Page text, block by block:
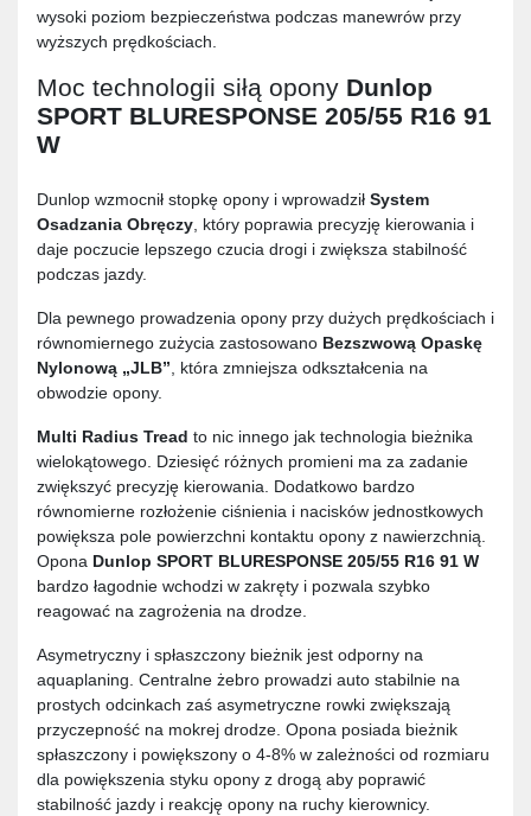
wysoki poziom bezpieczeństwa podczas manewrów przy
wyższych prędkościach.
Moc technologii siłą opony Dunlop
SPORT BLURESPONSE 205/55 R16 91
W
Dunlop wzmocnił stopkę opony i wprowadził System
Osadzania Obręczy, który poprawia precyzję kierowania i
daje poczucie lepszego czucia drogi i zwiększa stabilność
podczas jazdy.
Dla pewnego prowadzenia opony przy dużych prędkościach i
równomiernego zużycia zastosowano Bezszwową Opaskę
Nylonową „JLB”, która zmniejsza odkształcenia na
obwodzie opony.
Multi Radius Tread to nic innego jak technologia bieżnika
wielokątowego. Dziesięć różnych promieni ma za zadanie
zwiększyć precyzję kierowania. Dodatkowo bardzo
równomierne rozłożenie ciśnienia i nacisków jednostkowych
powiększa pole powierzchni kontaktu opony z nawierzchnią.
Opona Dunlop SPORT BLURESPONSE 205/55 R16 91 W
bardzo łagodnie wchodzi w zakręty i pozwala szybko
reagować na zagrożenia na drodze.
Asymetryczny i spłaszczony bieżnik jest odporny na
aquaplaning. Centralne żebro prowadzi auto stabilnie na
prostych odcinkach zaś asymetryczne rowki zwiększają
przyczepność na mokrej drodze. Opona posiada bieżnik
spłaszczony i powiększony o 4-8% w zależności od rozmiaru
dla powiększenia styku opony z drogą aby poprawić
stabilność jazdy i reakcję opony na ruchy kierownicy.